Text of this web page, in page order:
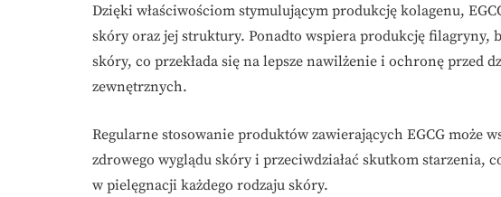
Dzięki właściwościom stymulującym produkcję kolagenu,
skóry oraz jej struktury. Ponadto wspiera produkcję filagryny,
skóry, co przekłada się na lepsze nawilżenie i ochronę przed
zewnętrznych.
Regularne stosowanie produktów zawierających EGCG może
zdrowego wyglądu skóry i przeciwdziałać skutkom starzenia,
w pielęgnacji każdego rodzaju skóry.